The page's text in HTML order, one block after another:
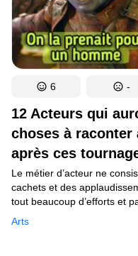
12 Acteurs qui
choses à
après ces
Arts
Le métier d’acteur ne
cachets et des
tout beaucoup d’efforts et
l’on accepte pour un rôle.
physiques et émotionnels
6 -